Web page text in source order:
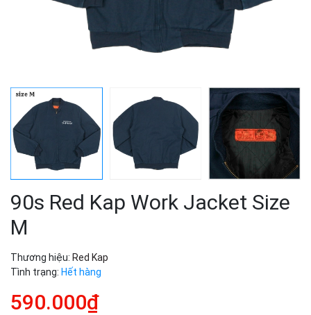
90s Red Kap Work Jacket Size
M
Thương hiệu: Red Kap
Tình trạng: Hết hàng
590.000₫